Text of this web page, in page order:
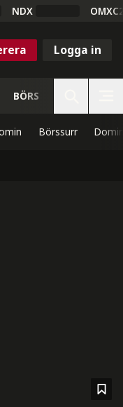
NDX
Logga in
BÖRS
Börssurr